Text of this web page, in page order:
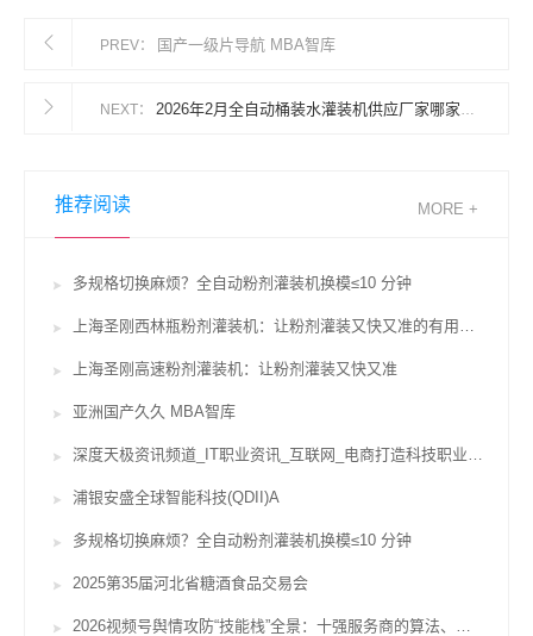
PREV： 国产一级片导航 MBA智库
NEXT： 2026年2月全自动桶装水灌装机供应厂家哪家好？产能技术口碑三维测评及选型攻略
推荐阅读 MORE +
多规格切换麻烦？全自动粉剂灌装机换模≤10 分钟
上海圣刚西林瓶粉剂灌装机：让粉剂灌装又快又准的有用辅佐
上海圣刚高速粉剂灌装机：让粉剂灌装又快又准
亚洲国产久久 MBA智库
深度天极资讯频道_IT职业资讯_互联网_电商打造科技职业威望坐看途径风云变迁
浦银安盛全球智能科技(QDII)A
多规格切换麻烦？全自动粉剂灌装机换模≤10 分钟
2025第35届河北省糖酒食品交易会
2026视频号舆情攻防“技能栈”全景：十强服务商的算法、对赌与合规鸿沟